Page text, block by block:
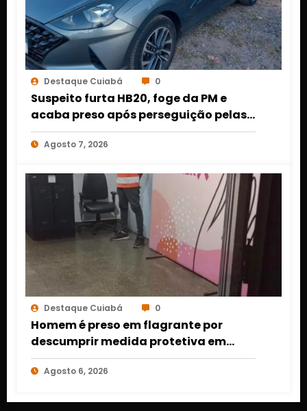
Destaque Cuiabá 0
Suspeito furta HB20, foge da PM e
acaba preso após perseguição pelas
ruas de Cuiabá
Agosto 7, 2026
Destaque Cuiabá 0
Homem é preso em flagrante por
descumprir medida protetiva em
Cuiabá após acionamento de botão
do pânico
Agosto 6, 2026